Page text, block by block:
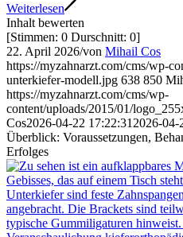
Weiterlesen
Inhalt bewerten
[Stimmen: 0 Durschnitt: 0]
22. April 2026/von Mihail Cos
https://myzahnarzt.com/cms/wp-
unterkiefer-modell.jpg 638 850
https://myzahnarzt.com/cms/wp-
content/uploads/2015/01/
Cos2026-04-22 17:22:31 2026-04-
Überblick: Voraussetzungen,
Erfolges